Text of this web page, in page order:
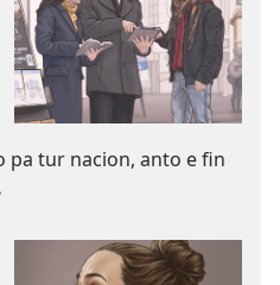
pa tur nacion, anto e fin